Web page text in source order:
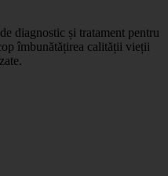
diagnostic și tratament pentru
îmbunătățirea calității vieții